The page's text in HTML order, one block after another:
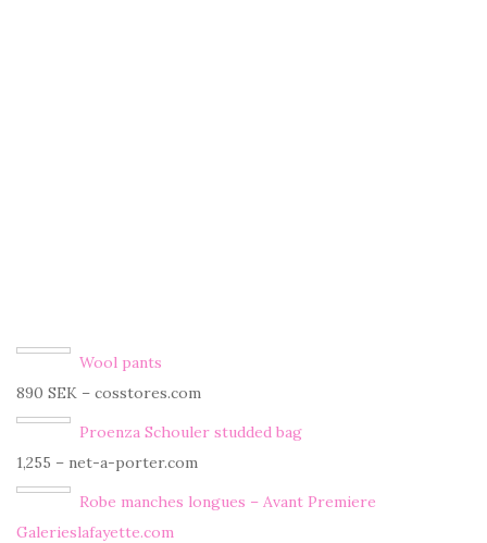
Wool pants
890 SEK – cosstores.com
Proenza Schouler studded bag
1,255 – net-a-porter.com
Robe manches longues – Avant Premiere
Galerieslafayette.com